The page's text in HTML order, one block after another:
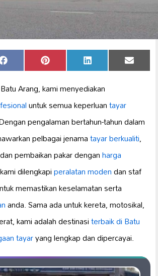
Share
on
Facebook Share
on
Pinterest Share
on
LinkedIn Share
on
Email
Arang, kami menyediakan
untuk semua keperluantayar
pengalaman bertahun-tahun dalam
pelbagai jenamatayar berkualiti,
pembaikan pakar denganharga
dilengkapiperalatan modendan staf
memastikan keselamatan serta
anda. Sama ada untuk kereta, motosikal,
kami adalah destinasiterbaik di Batu
tayaryang lengkap dan dipercayai.